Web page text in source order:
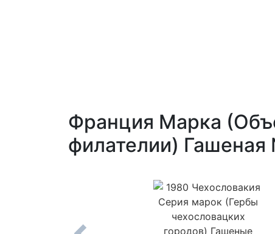
Франция Марка
филателии)